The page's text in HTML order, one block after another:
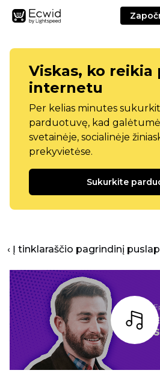
Viskas, ko reikia
internetu
Per kelias minutes
parduotuvę, kad
svetainėje, socialinėje
prekyvietėse.
Sukurkite
‹ Į tinklaraščio pagrindinį